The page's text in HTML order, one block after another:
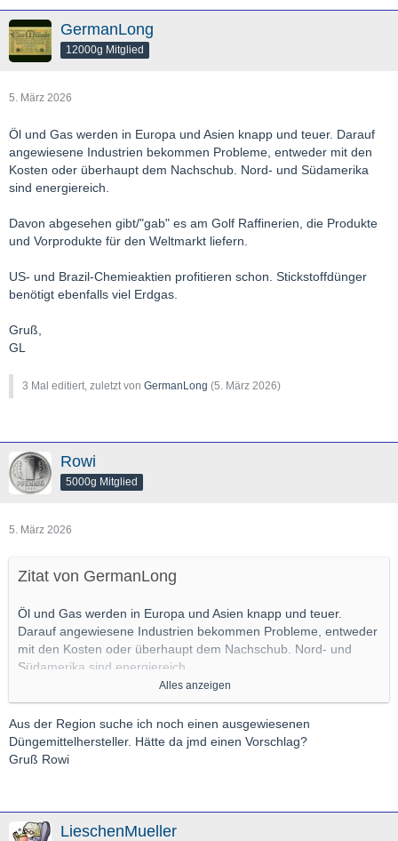
GermanLong
12000g Mitglied
5. März 2026
Öl und Gas werden in Europa und Asien knapp und teuer. Darauf
angewiesene Industrien bekommen Probleme, entweder mit den
Kosten oder überhaupt dem Nachschub. Nord- und Südamerika
sind energiereich.
Davon abgesehen gibt/"gab" es am Golf Raffinerien, die Produkte
und Vorprodukte für den Weltmarkt liefern.
US- und Brazil-Chemieaktien profitieren schon. Stickstoffdünger
benötigt ebenfalls viel Erdgas.
Gruß,
GL
3 Mal editiert, zuletzt von GermanLong (5. März 2026)
Rowi
5000g Mitglied
5. März 2026
Zitat von GermanLong
Öl und Gas werden in Europa und Asien knapp und teuer.
Darauf angewiesene Industrien bekommen Probleme, entweder
mit den Kosten oder überhaupt dem Nachschub. Nord- und
Südamerika sind energiereich.
Davon abgesehen gibt/"gab" es am Golf Raffinerien, die
Produkte und Vorprodukte für den Weltmarkt liefern.
US- und Brazil-Chemieaktien profitieren schon. Stickstoffdünger
Gruß,
GL
Alles anzeigen
Aus der Region suche ich noch einen ausgewiesenen
Düngemittelhersteller. Hätte da jmd einen Vorschlag?
Gruß Rowi
LieschenMueller